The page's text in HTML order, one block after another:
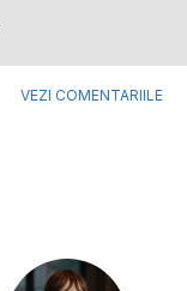
VEZI COMENTARIILE